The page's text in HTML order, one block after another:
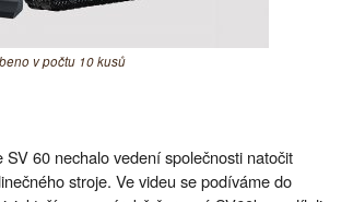
v počtu 10 kusů
60 nechalo vedení společnosti natočit
stroje. Ve videu se podíváme do